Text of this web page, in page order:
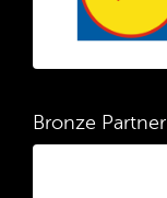
Bronze Partner